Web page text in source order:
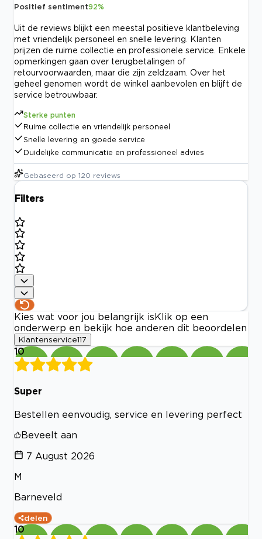
Positief sentiment92%
Uit de reviews blijkt een meestal positieve klantbeleving
met vriendelijk personeel en snelle levering. Klanten
prijzen de ruime collectie en professionele service. Enkele
opmerkingen gaan over terugbetalingen of
retourvoorwaarden, maar die zijn zeldzaam. Over het
geheel genomen wordt de winkel aanbevolen en blijft de
service betrouwbaar.
Sterke punten
Ruime collectie en vriendelijk personeel
Snelle levering en goede service
Duidelijke communicatie en professioneel advies
Gebaseerd op 120 reviews
Filters
Kies wat voor jou belangrijk is Klik op een
onderwerp en bekijk hoe anderen dit beoordelen
Klantenservice117
10
Super
Bestellen eenvoudig, service en levering perfect
Beveelt aan
7 August 2026
M
Barneveld
delen
10